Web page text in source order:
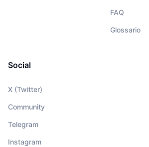
FAQ
Glossario
Social
X (Twitter)
Community
Telegram
Instagram